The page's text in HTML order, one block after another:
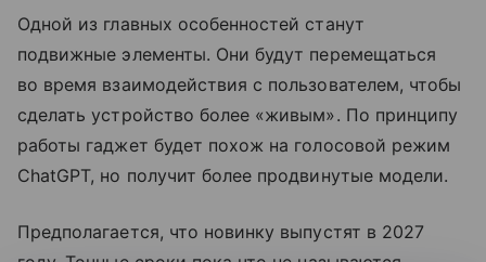
Одной из главных особенностей станут
подвижные элементы. Они будут перемещаться
во время взаимодействия с пользователем, чтобы
сделать устройство более «живым». По принципу
работы гаджет будет похож на голосовой режим
ChatGPT, но получит более продвинутые модели.
Предполагается, что новинку выпустят в 2027